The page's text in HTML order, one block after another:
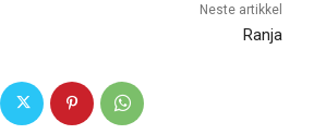
Neste artikkel
Ranja